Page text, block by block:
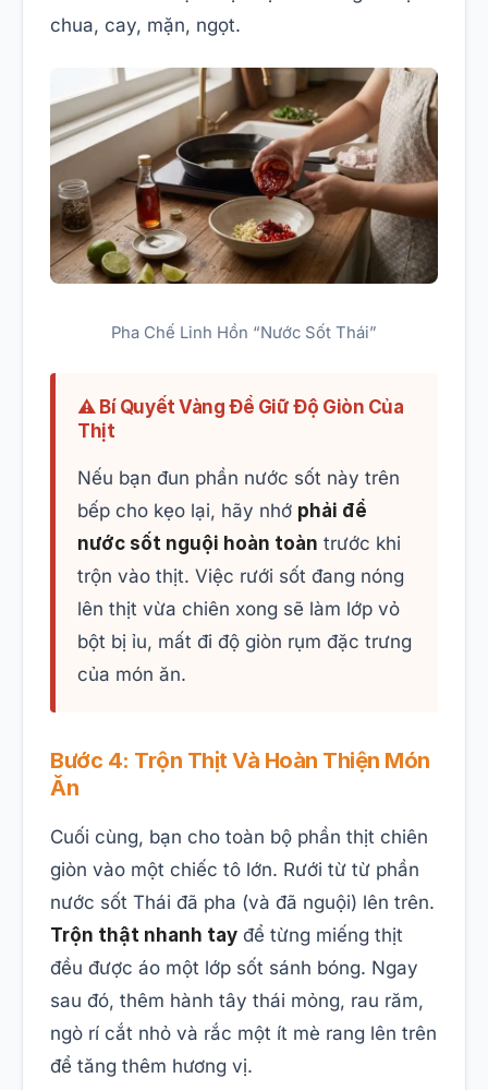
chua, cay, mặn, ngọt.
Pha Chế Linh Hồn “Nước Sốt Thái”
⚠️ Bí Quyết Vàng Để Giữ Độ Giòn Của
Thịt
Nếu bạn đun phần nước sốt này trên
bếp cho kẹo lại, hãy nhớ phải để
nước sốt nguội hoàn toàn trước khi
trộn vào thịt. Việc rưới sốt đang nóng
lên thịt vừa chiên xong sẽ làm lớp vỏ
bột bị ỉu, mất đi độ giòn rụm đặc trưng
của món ăn.
Bước 4: Trộn Thịt Và Hoàn Thiện Món
Ăn
Cuối cùng, bạn cho toàn bộ phần thịt chiên
giòn vào một chiếc tô lớn. Rưới từ từ phần
nước sốt Thái đã pha (và đã nguội) lên trên.
Trộn thật nhanh tay để từng miếng thịt
đều được áo một lớp sốt sánh bóng. Ngay
sau đó, thêm hành tây thái mỏng, rau răm,
ngò rí cắt nhỏ và rắc một ít mè rang lên trên
để tăng thêm hương vị.